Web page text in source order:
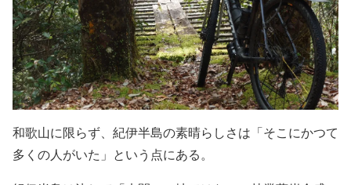
和歌山に限らず、紀伊半島の素晴らしさは「そこにかつて
多くの人がいた」という点にある。